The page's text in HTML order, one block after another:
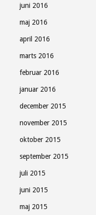
juni 2016
maj 2016
april 2016
marts 2016
februar 2016
januar 2016
december 2015
november 2015
oktober 2015
september 2015
juli 2015
juni 2015
maj 2015